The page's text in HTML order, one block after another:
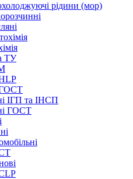
рідини (мор)
ТУ
ГОСТ
ІГП та ІНСП
ГОСТ